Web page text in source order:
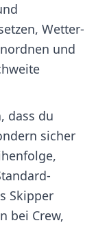
Wetter-
und
dass du
sicher
Skipper
bei Crew,